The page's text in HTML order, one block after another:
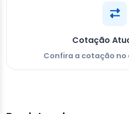
Cotação
Confira a cotação